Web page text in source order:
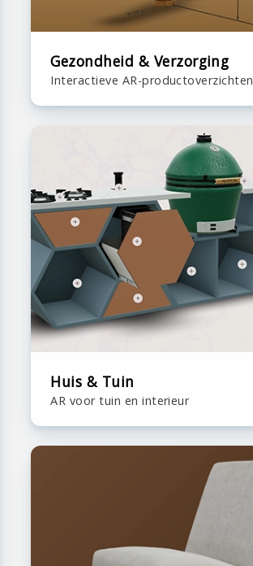
Gezondheid & Verzorging
Interactieve AR-productoverzichten
Huis & Tuin
AR voor tuin en interieur